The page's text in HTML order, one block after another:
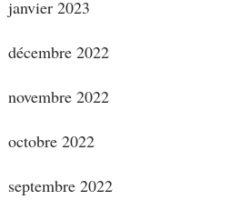
janvier 2023
décembre 2022
novembre 2022
octobre 2022
septembre 2022